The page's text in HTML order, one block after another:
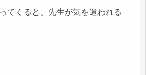
てくると、先生が気を遣われる